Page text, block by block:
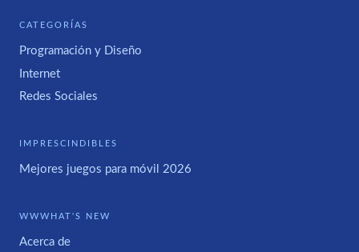
CATEGORÍAS
Programación y Diseño
Internet
Redes Sociales
IMPRESCINDIBLES
Mejores juegos para móvil 2026
WWWHAT'S NEW
Acerca de